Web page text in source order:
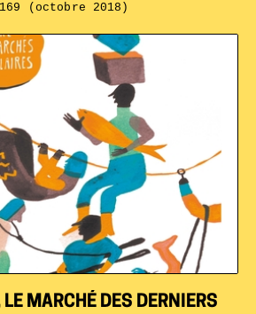
MARCHÉ DES DERNIERS
(octobre 2018)